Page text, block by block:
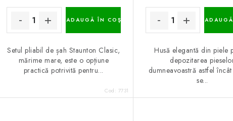
ADAUGĂ ÎN COŞ
Setul pliabil de șah Staunton Clasic,
mărime mare, este o opțiune
practică potrivită pentru...
Cod: 7731
Husă elegantă din piele
depozitarea
dumneavoastră astfel
se...